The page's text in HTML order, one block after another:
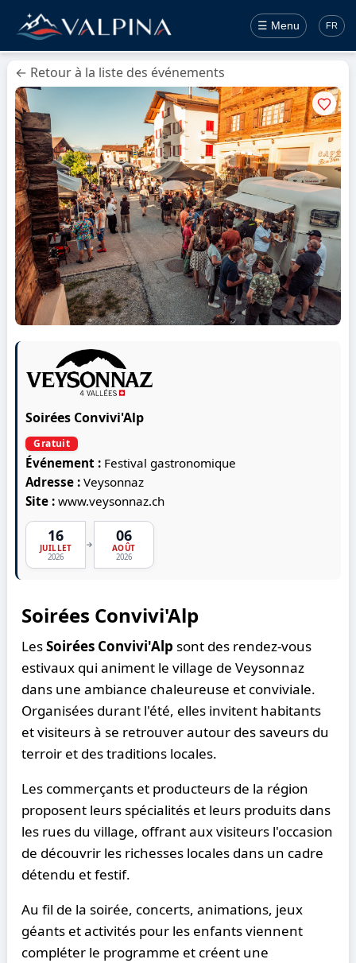
☰ Menu FR
← Retour à la liste des événements
Soirées Convivi'Alp
Gratuit
Événement : Festival gastronomique
Adresse :Veysonnaz
Site :www.veysonnaz.ch
16
JUILLET
2026
→ 06
AOÛT
2026
Soirées Convivi'Alp
LesSoirées Convivi'Alp sont des rendez-vous
estivaux qui animent le village de Veysonnaz
dans une ambiance chaleureuse et conviviale.
Organisées durant l'été, elles invitent habitants
et visiteurs à se retrouver autour des saveurs du
terroir et des traditions locales.
Les commerçants et producteurs de la région
proposent leurs spécialités et leurs produits dans
les rues du village, offrant aux visiteurs l'occasion
de découvrir les richesses locales dans un cadre
détendu et festif.
Au fil de la soirée, concerts, animations, jeux
géants et activités pour les enfants viennent
compléter le programme et créent une